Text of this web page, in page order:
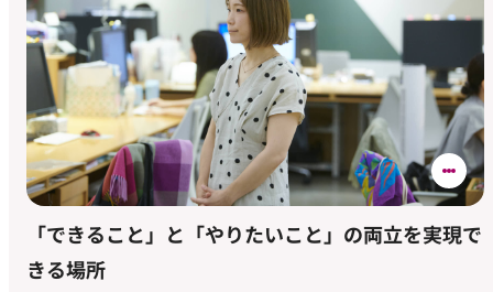
「できること」と「やりたいこと」の両立を実現で
きる場所